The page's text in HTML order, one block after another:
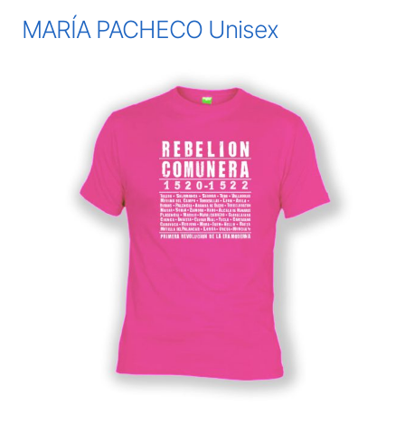
MARÍA PACHECO Unisex